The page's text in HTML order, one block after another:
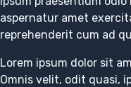
aspernatur amet
reprehenderit cum ad
Lorem ipsum dolor sit
Omnis velit, odit quasi,